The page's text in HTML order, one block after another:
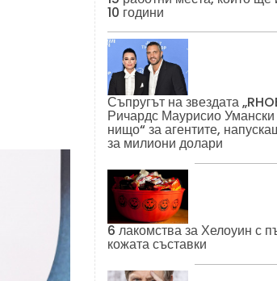
10 години
Съпругът на звездата
Ричардс Маурисио
нищо“ за агентите,
за милиони долари
6 лакомства за Хелоуин с
кожата съставки